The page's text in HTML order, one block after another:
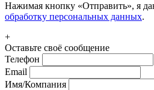
Нажимая кнопку «Отправить», я
обработку персональных данных.
+
Оставьте своё сообщение
Телефон
Email
Имя/Компания